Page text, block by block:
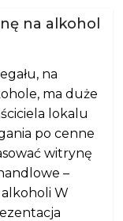
na alkohol
na
ma duże
lokalu
po cenne
witrynę
–
W